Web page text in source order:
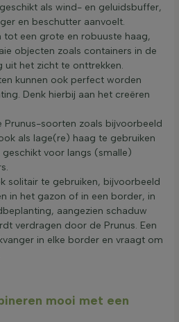
als wind- en geluidsbuffer,
en beschutter aanvoelt.
tot een grote en robuuste haag,
objecten zoals containers in de
uit het zicht te onttrekken.
kunnen ook perfect worden
Denk hierbij aan het creëren
Prunus-soorten zoals bijvoorbeeld
als lage(re) haag te gebruiken
voor langs (smalle)
solitair te gebruiken, bijvoorbeeld
in het gazon of in een border, in
aangezien schaduw
verdragen door de Prunus. Een
in elke border en vraagt om
mooi met een